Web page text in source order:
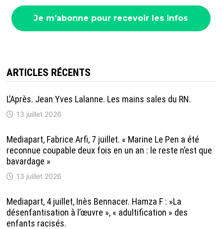
ARTICLES RÉCENTS
L’Après. Jean Yves Lalanne. Les mains sales du RN.
13 juillet 2026
Mediapart, Fabrice Arfi, 7 juillet. « Marine Le Pen a été
reconnue coupable deux fois en un an : le reste n’est que
bavardage »
13 juillet 2026
Mediapart, 4 juillet, Inès Bennacer. Hamza F : »La
désenfantisation à l’œuvre », « adultification » des
enfants racisés.